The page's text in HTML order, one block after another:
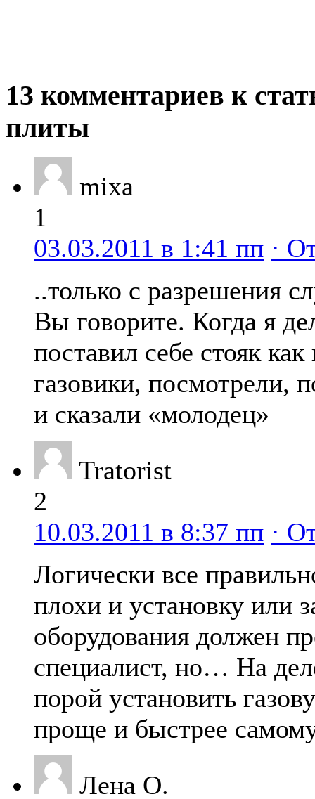
13 комментариев к
плиты
mixa
1
03.03.2011 в 1:41 пп ·
..только с разрешения
Вы говорите. Когда я
поставил себе стояк
газовики, посмотрели,
и сказали «молодец»
Tratorist
2
10.03.2011 в 8:37 пп ·
Логически все
плохи и установку или
оборудования должен
специалист, но… На
порой установить
проще и быстрее
Лена О.